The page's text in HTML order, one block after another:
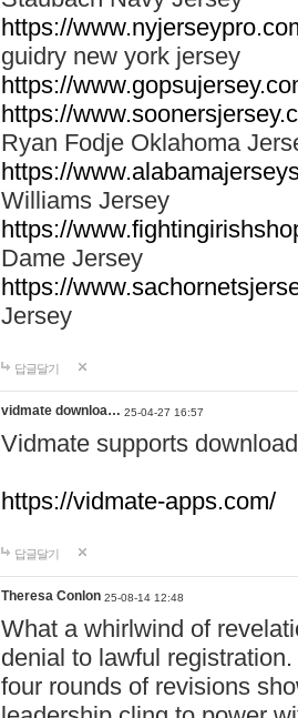
https://
guidry new york jersey
https://
https://
Ryan Fodje Oklahoma
https://
Williams Jersey
https://
Dame Jersey
https://
Jersey
답글달기
vidmate downloa… 25-04-27 16:57
Vidmate supports
https://vidmate-apps.com/
답글달기
Theresa Conlon 25-08-14 12:48
What a whirlwind of
denial to lawful
four rounds of revisions